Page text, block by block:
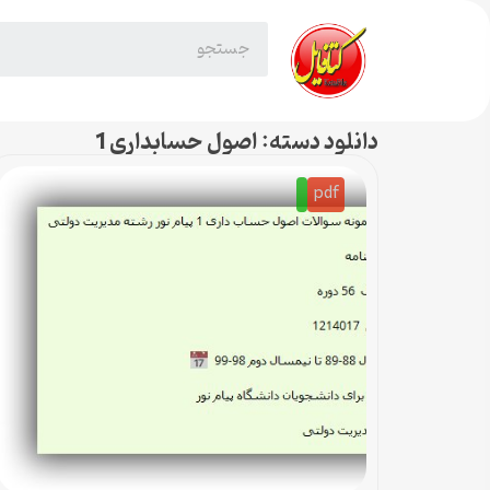
دانلود دسته: اصول حسابداری 1
pdf